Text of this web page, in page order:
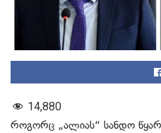
14,880
როგორც „ალიას“ სანდო